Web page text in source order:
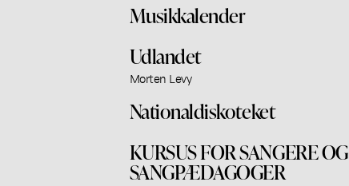
Musikkalender
Udlandet
Morten Levy
Nationaldiskoteket
KURSUS FOR SANGERE OG
SANGPÆDAGOGER